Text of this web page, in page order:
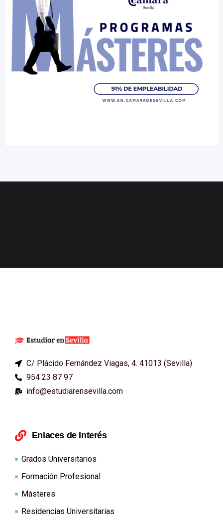
C/ Plácido Fernández Viagas, 4. 41013 (Sevilla)
954 23 87 97
info@estudiarensevilla.com
Enlaces de Interés
Grados Universitarios
Formación Profesional
Másteres
Residencias Universitarias